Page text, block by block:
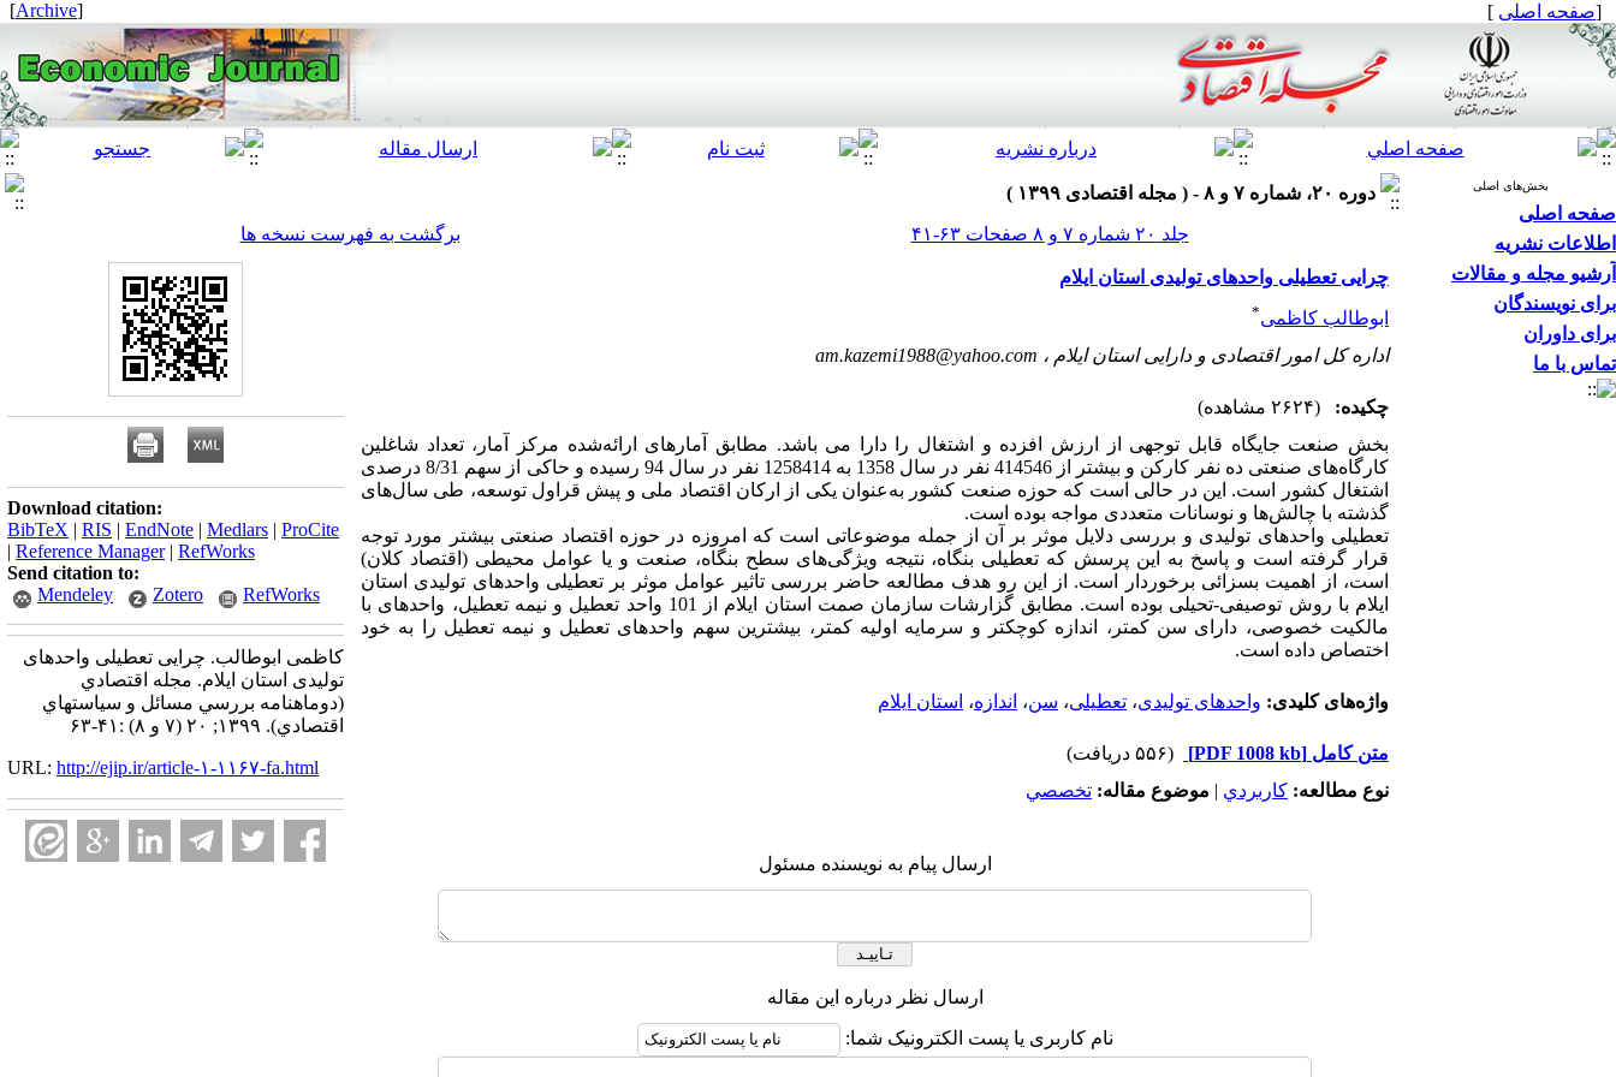
[صفحه اصلی ]
[
Archive
]
بخش‌های اصلی
صفحه اصلی
اطلاعات نشریه
آرشیو مجله و مقالات
برای نویسندگان
برای داوران
تماس با ما
دوره ۲۰، شماره ۷ و ۸ - ( مجله اقتصادی ۱۳۹۹ )
جلد ۲۰ شماره ۷ و ۸ صفحات ۶۳-۴۱
برگشت به فهرست نسخه ها
چرایی تعطیلی واحدهای تولیدی استان ایلام
ابوطالب کاظمی*
اداره کل امور اقتصادی و دارایی استان ایلام ، am.kazemi1988@yahoo.com
چکیده:
(۲۶۲۴ مشاهده)
بخش صنعت جایگاه قابل توجهی از ارزش افزده و اشتغال را دارا می باشد. مطابق آمارهای ارائه‌شده مرکز آمار، تعداد شاغلین
کارگاه‌های صنعتی ده نفر کارکن و بیشتر از 414546 نفر در سال 1358 به 1258414 نفر در سال 94 رسیده و حاکی از سهم 8/31 درصدی
اشتغال کشور است. این در حالی است که حوزه صنعت کشور به‌عنوان یکی از ارکان اقتصاد ملی و پیش قراول توسعه، طی سال‌های
گذشته با چالش‌ها و نوسانات متعددی مواجه بوده است.
تعطیلی واحدهای تولیدی و بررسی دلایل موثر بر آن از جمله موضوعاتی است که امروزه در حوزه اقتصاد صنعتی بیشتر مورد توجه
قرار گرفته است و پاسخ به این پرسش که تعطیلی بنگاه، نتیجه ویژگی‌های سطح بنگاه، صنعت و یا عوامل محیطی (اقتصاد کلان)
است، از اهمیت بسزائی برخوردار است. از این رو هدف مطالعه حاضر بررسی تاثیر عوامل موثر بر تعطیلی واحدهای تولیدی استان
ایلام با روش توصیفی-تحیلی بوده است. مطابق گزارشات سازمان صمت استان ایلام از 101 واحد تعطیل و نیمه تعطیل، واحدهای با
مالکیت خصوصی، دارای سن کمتر، اندازه کوچکتر و سرمایه اولیه کمتر، بیشترین سهم واحدهای تعطیل و نیمه تعطیل را به خود
اختصاص داده است.
واژه‌های کلیدی: واحدهای تولیدی، تعطیلی، سن، اندازه، استان ایلام
متن کامل [PDF 1008 kb]
(۵۵۶ دریافت)
نوع مطالعه: كاربردي | موضوع مقاله: تخصصي
ارسال پیام به نویسنده مسئول
ارسال نظر درباره این مقاله
نام کاربری یا پست الکترونیک شما:
Download citation:
BibTeX | RIS | EndNote | Medlars | ProCite
| Reference Manager| RefWorks
Send citation to:
Mendeley
Zotero RefWorks
کاظمی ابوطالب. چرایی تعطیلی واحدهای
تولیدی استان ایلام. مجله اقتصادي
(دوماهنامه بررسي مسائل و سياستهاي
اقتصادي). ۱۳۹۹; ۲۰ (۷ و ۸) :۴۱-۶۳
URL: http://ejip.ir/article-۱-۱۱۶۷-fa.html